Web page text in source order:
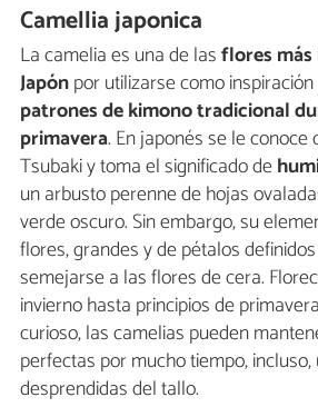
Camellia japonica
La camelia es una de lasflores
Japónpor utilizarse como
patrones de kimono tradicional
primavera. En japonés se le
Tsubaki y toma el significado de
un arbusto perenne de hojas
verde oscuro. Sin embargo, su
flores, grandes y de pétalos
semejarse a las flores de cera.
invierno hasta principios de
curioso, las camelias pueden
perfectas por mucho tiempo,
desprendidas del tallo.